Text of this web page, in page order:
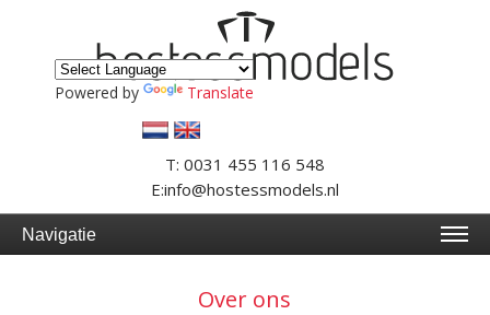
Powered by Translate
T: 0031 455 116 548
E:info@hostessmodels.nl
Navigatie
Over ons